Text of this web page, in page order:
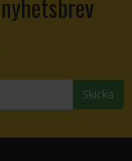
Skicka